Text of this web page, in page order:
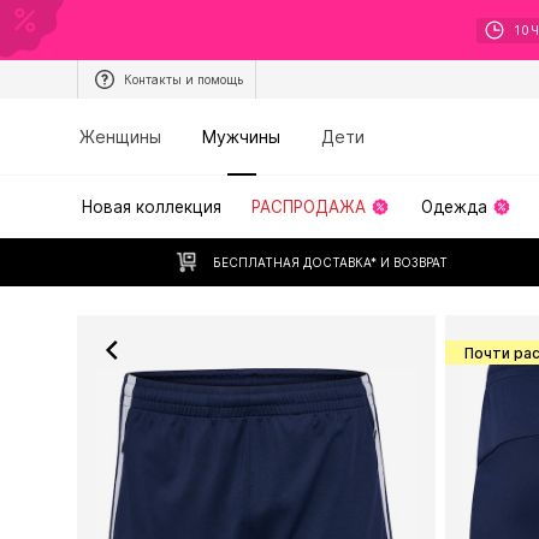
10 Ч
Контакты и помощь
Женщины Мужчины Дети
Новая коллекция РАСПРОДАЖА Одежда
БЕСПЛАТНАЯ ДОСТАВКА* И ВОЗВРАТ
Почти